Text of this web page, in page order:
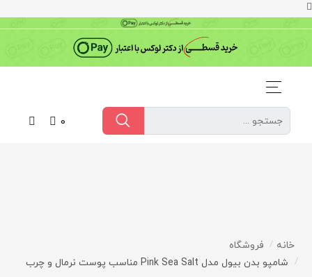
0
خانه
فروشگاه
شامپو بدن بیول مدل Pink Sea Salt مناسب پوست نرمال و چرب